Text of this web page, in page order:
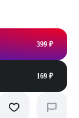
399 ₽
169 ₽